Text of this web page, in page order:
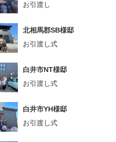
お引渡し
北相馬郡SB様邸
お引渡し式
白井市NT様邸
お引渡し式
白井市YH様邸
お引渡し式